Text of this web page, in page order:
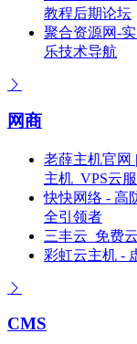
教程后期论坛
聚合资源网-
乐技术导航
网商
老薛主机官网
主机_VPS云
快快网络 - 高
全引领者
三丰云_免费
彩虹云主机 -
CMS